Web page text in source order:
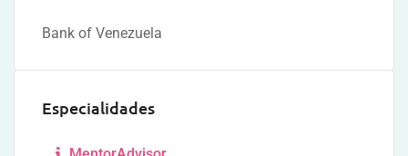
Bank of Venezuela
Especialidades